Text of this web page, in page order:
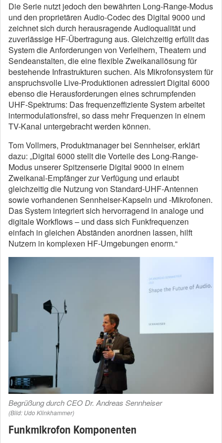
Die Serie nutzt jedoch den bewährten Long-Range-Modus
und den proprietären Audio-Codec des Digital 9000 und
zeichnet sich durch herausragende Audioqualität und
zuverlässige HF-Übertragung aus. Gleichzeitig erfüllt das
System die Anforderungen von Verleihern, Theatern und
Sendeanstalten, die eine flexible Zweikanallösung für
bestehende Infrastrukturen suchen. Als Mikrofonsystem für
anspruchsvolle Live-Produktionen adressiert Digital 6000
ebenso die Herausforderungen eines schrumpfenden
UHF-Spektrums: Das frequenzeffiziente System arbeitet
intermodulationsfrei, so dass mehr Frequenzen in einem
TV-Kanal untergebracht werden können.
Tom Vollmers, Produktmanager bei Sennheiser, erklärt
dazu: „Digital 6000 stellt die Vorteile des Long-Range-
Modus unserer Spitzenserie Digital 9000 in einem
Zweikanal-Empfänger zur Verfügung und erlaubt
gleichzeitig die Nutzung von Standard-UHF-Antennen
sowie vorhandenen Sennheiser-Kapseln und -Mikrofonen.
Das System integriert sich hervorragend in analoge und
digitale Workflows – und dass sich Funkfrequenzen
einfach in gleichen Abständen anordnen lassen, hilft
Nutzern in komplexen HF-Umgebungen enorm.“
Begrüßung durch CEO Dr. Andreas Sennheiser
(Bild: Udo Klinkhammer)
Funkmikrofon Komponenten